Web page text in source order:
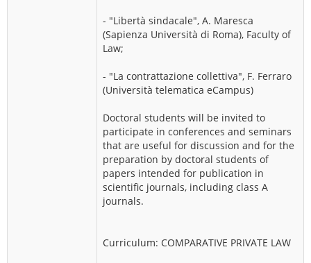
- "Libertà sindacale", A. Maresca
(Sapienza Università di Roma), Faculty of
Law;
- "La contrattazione collettiva", F. Ferraro
(Università telematica eCampus)
Doctoral students will be invited to
participate in conferences and seminars
that are useful for discussion and for the
preparation by doctoral students of
papers intended for publication in
scientific journals, including class A
journals.
Curriculum: COMPARATIVE PRIVATE LAW